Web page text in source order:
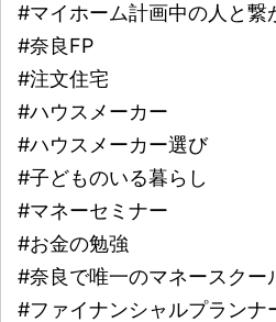
#マイホーム計画中の人と繋
#奈良FP
#注文住宅
#ハウスメーカー
#ハウスメーカー選び
#子どものいる暮らし
#マネーセミナー
#お金の勉強
#奈良で唯一のマネースクー
#ファイナンシャルプランナ